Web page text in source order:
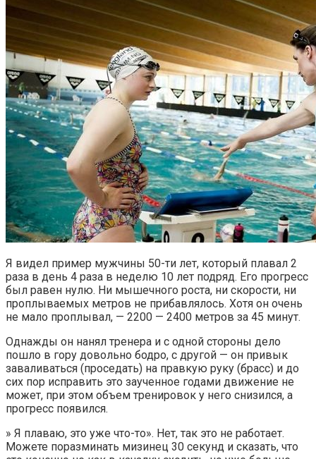
Я видел пример мужчины 50-ти лет, который плавал 2
раза в день 4 раза в неделю 10 лет подряд. Его прогресс
был равен нулю. Ни мышечного роста, ни скорости, ни
проплываемых метров не прибавлялось. Хотя он очень
не мало проплывал, — 2200 — 2400 метров за 45 минут.
Однажды он нанял тренера и с одной стороны дело
пошло в гору довольно бодро, с другой — он привык
заваливаться (проседать) на правкую руку (брасс) и до
сих пор исправить это заученное годами движение не
может, при этом объем тренировок у него снизился, а
прогресс появился.
» Я плаваю, это уже что-то». Нет, так это не работает.
Можете поразминать мизинец 30 секунд и сказать, что